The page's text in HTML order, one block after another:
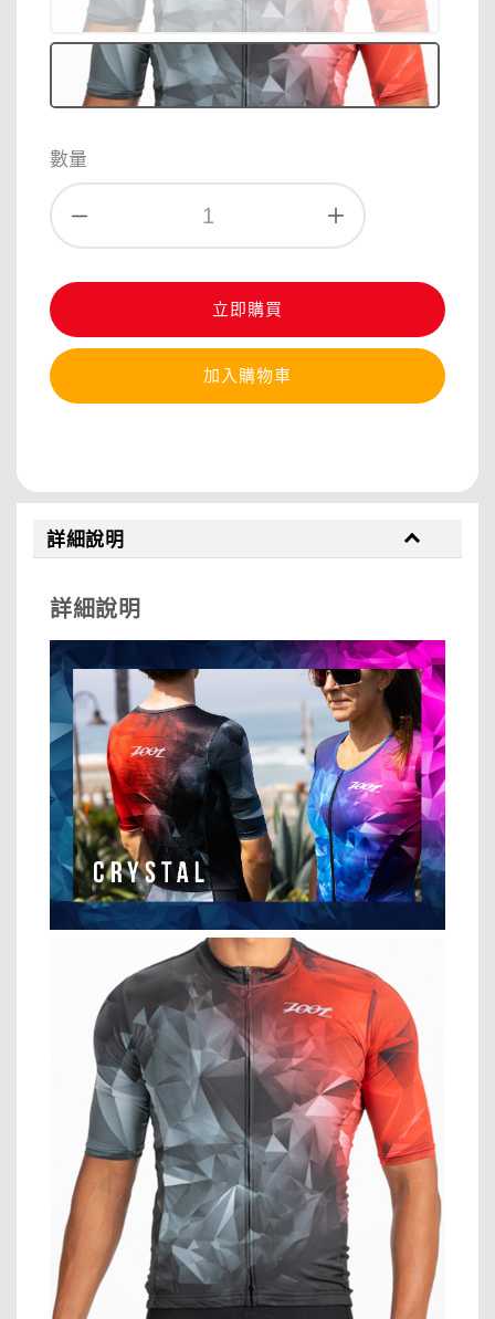
數量
立即購買
加入購物車
詳細說明
詳細說明